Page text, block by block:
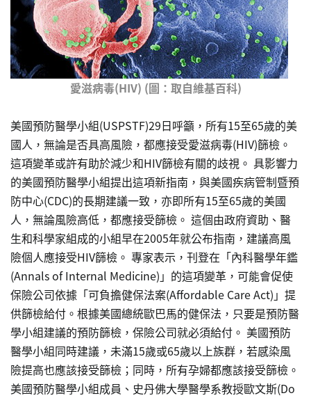
愛滋病毒(HIV) (圖：取自維基百科)
美國預防醫學小組(USPSTF)29日呼籲，所有15至65歲的美
國人，無論是否具高風險，都應接受愛滋病毒(HIV)篩檢。
這項變革或許有助於減少和HIV篩檢有關的歧視。 具影響力
的美國預防醫學小組提出這項新指南，與美國疾病管制暨預
防中心(CDC)的長期建議一致，亦即所有15至65歲的美國
人，無論風險高低，都應接受篩檢。 這個由政府資助、醫
生和科學家組成的小組早在2005年就公布指南，建議高風
險個人應接受HIV篩檢。 專家表示，刊登在「內科醫學年鑑
(Annals of Internal Medicine)」的這項變革，可能會促使
保險公司依據「可負擔健保法案(Affordable Care Act)」提
供篩檢給付。根據美國總統歐巴馬的健保法，只要是預防醫
學小組建議的預防篩檢，保險公司就必須給付。 美國預防
醫學小組同時建議，未滿15歲或65歲以上族群，若感染風
險提高也應該接受篩檢；同時，所有孕婦都應該接受篩檢。
美國預防醫學小組成員、史丹佛大學醫學系教授歐文斯(Do